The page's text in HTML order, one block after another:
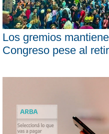
Los gremios
Congreso pese al